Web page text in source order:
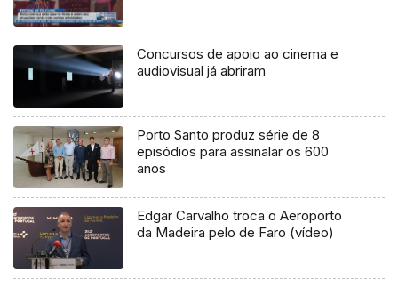
Concursos de apoio ao cinema e
audiovisual já abriram
Porto Santo produz série de 8
episódios para assinalar os 600
anos
Edgar Carvalho troca o Aeroporto
da Madeira pelo de Faro (vídeo)